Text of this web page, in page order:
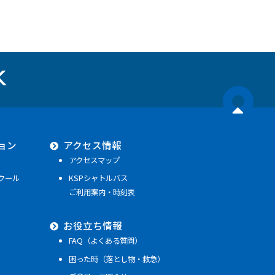
ン
ール
アクセス情報
アクセスマップ
KSPシャトルバス
ご利用案内・時刻表
お役立ち情報
FAQ（よくある質問）
困った時（落とし物・救急）